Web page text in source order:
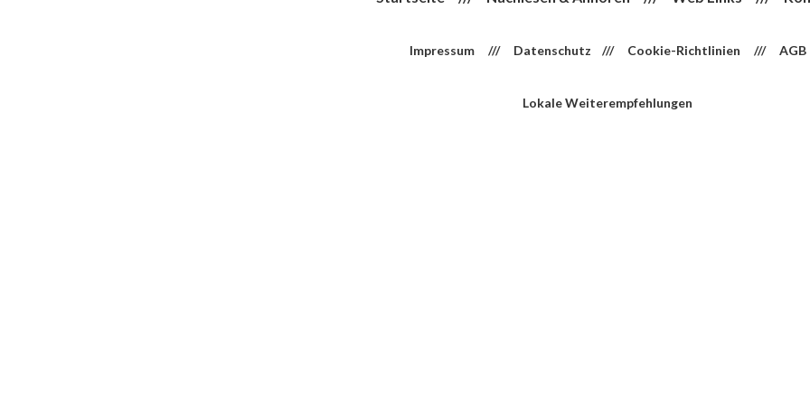
Impressum/// Datenschutz /// Cookie-Richtlinien /// AGB
Lokale Weiterempfehlungen